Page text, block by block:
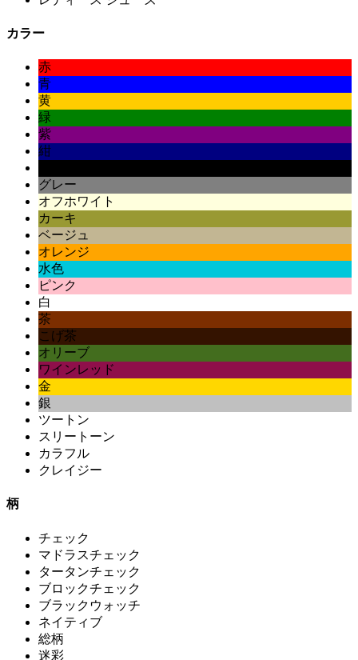
カラー
赤
青
黄
緑
紫
紺
グレー
オフホワイト
カーキ
ベージュ
オレンジ
水色
ピンク
白
茶
こげ茶
オリーブ
ワインレッド
金
銀
ツートン
スリートーン
カラフル
クレイジー
柄
チェック
マドラスチェック
タータンチェック
ブロックチェック
ブラックウォッチ
ネイティブ
総柄
迷彩